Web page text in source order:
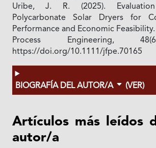
Uribe, J. R. (2025).
Polycarbonate Solar Dryers for
Performance and Economic
Process Engineering,
https://doi.org/10.1111/jfpe.70165
BIOGRAFÍA DEL AUTOR/A (VER)
Artículos más leídos
autor/a